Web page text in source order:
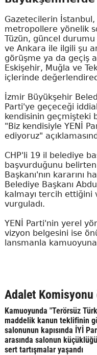
Gazetecilerin
metropollere yönelik
Tüzün, güncel
ve Ankara ile ilgili şu
görüşme ya da geçiş
Eskişehir, Muğla ve
içlerinde
İzmir Büyükşehir
Parti'ye geçeceği
kendisinin geçmişteki
"Biz kendisiyle YENİ
ediyoruz"
CHP'li 19 il belediye
başvurduğunu
Başkanı'nın kararını
Belediye Başkanı
kalmayı tercih ettiğini
vurguladı.
YENİ Parti'nin yerel
vizyon belgesini ise
lansmanla
Adalet
Kamuoyunda "Terörsüz
maddelik kanun teklifinin
salonunun kapısında İYİ
arasında salonun
sert tartışmalar yaşandı